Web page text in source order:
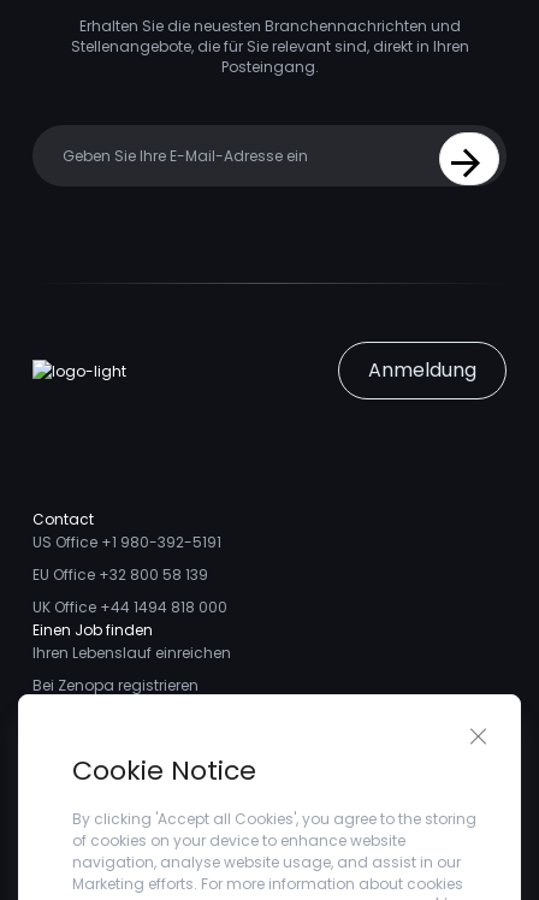
Erhalten Sie die neuesten Branchennachrichten und
Stellenangebote, die für Sie relevant sind, direkt in Ihren
Posteingang.
Sign Up
Anmeldung
Contact
US Office +1 980-392-5191
EU Office +32 800 58 139
UK Office +44 1494 818 000
Einen Job finden
Ihren Lebenslauf einreichen
Bei Zenopa registrieren
Treffen Sie das Team
Kundenstimmen
Blogs
Unternehmen
Datenschutzbestimmungen
Cookie Notice
By clicking 'Accept all Cookies', you agree to the storing
of cookies on your device to enhance website
navigation, analyse website usage, and assist in our
Marketing efforts. For more information about cookies
Close